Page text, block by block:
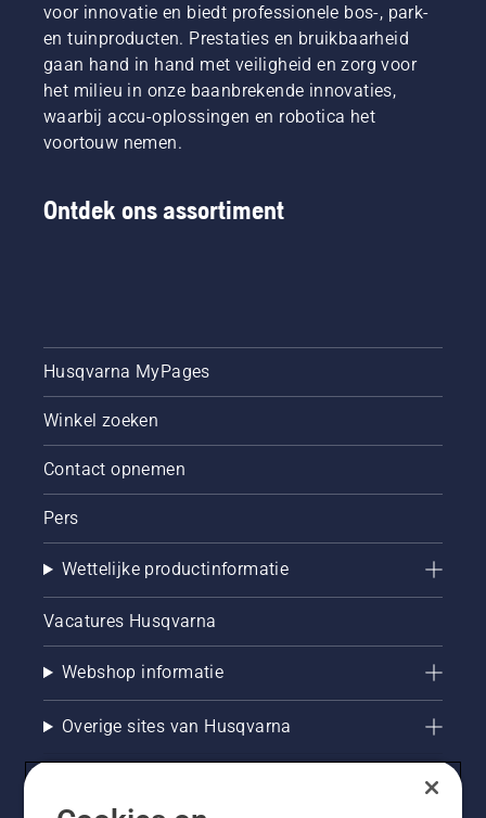
voor innovatie en biedt professionele bos-, park-
en tuinproducten. Prestaties en bruikbaarheid
gaan hand in hand met veiligheid en zorg voor
het milieu in onze baanbrekende innovaties,
waarbij accu-oplossingen en robotica het
voortouw nemen.
Ontdek ons assortiment
Husqvarna MyPages
Winkel zoeken
Contact opnemen
Pers
Wettelijke productinformatie
Vacatures Husqvarna
Webshop informatie
Overige sites van Husqvarna